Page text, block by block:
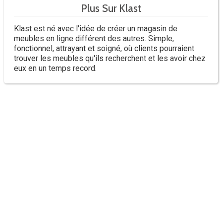
Plus Sur Klast
Klast est né avec l'idée de créer un magasin de
meubles en ligne différent des autres. Simple,
fonctionnel, attrayant et soigné, où clients pourraient
trouver les meubles qu'ils recherchent et les avoir chez
eux en un temps record.